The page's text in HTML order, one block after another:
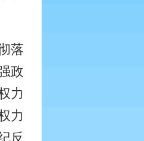
落
政
力
力
反